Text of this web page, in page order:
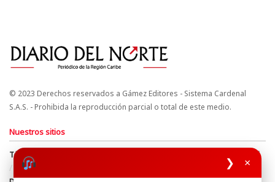
❯ ×
© 2023 Derechos reservados a Gámez Editores - Sistema Cardenal
S.A.S. - Prohibida la reproducción parcial o total de este medio.
Nuestros sitios
Términos y Condiciones
Derechos de Autor y Propiedad Intelectual
Política de uso de cookies
Política de Tratamiento de Datos